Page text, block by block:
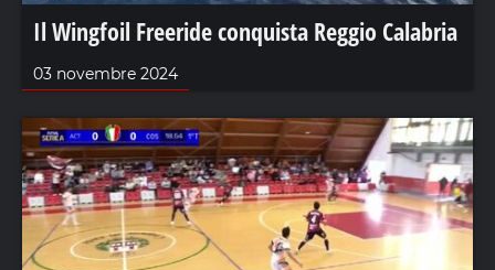
Il Wingfoil Freeride conquista Reggio Calabria
03 novembre 2024